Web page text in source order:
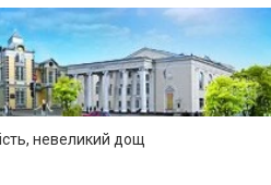
невеликий дощ